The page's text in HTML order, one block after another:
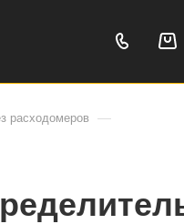
расходомеров —